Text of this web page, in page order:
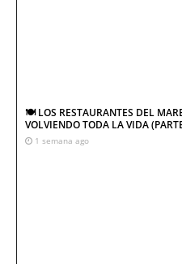
🍽️ LOS RESTAURANTES DEL
VOLVIENDO TODA LA VIDA
1 semana ago